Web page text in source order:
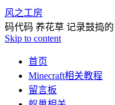
风之工房
码代码 养花草 记录鼓捣
Skip to content
首页
Minecraft相关教程
留言板